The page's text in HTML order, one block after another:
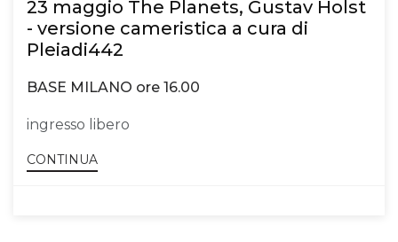
23 maggio The Planets, Gustav Holst
- versione cameristica a cura di
Pleiadi442
BASE MILANO ore 16.00
ingresso libero
CONTINUA